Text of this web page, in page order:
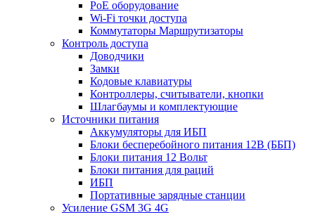
PoE оборудование
Wi-Fi точки доступа
Коммутаторы Маршрутизаторы
Контроль доступа
Доводчики
Замки
Кодовые клавиатуры
Контроллеры, считыватели, кнопки
Шлагбаумы и комплектующие
Источники питания
Аккумуляторы для ИБП
Блоки бесперебойного питания 12В (ББП)
Блоки питания 12 Вольт
Блоки питания для раций
ИБП
Портативные зарядные станции
Усиление GSM 3G 4G